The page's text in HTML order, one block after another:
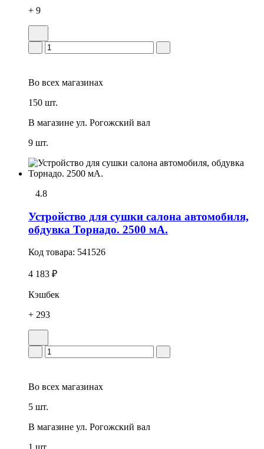
+ 9
Во всех магазинах
150 шт.
В магазине ул. Рогожский вал
9 шт.
4.8
Устройство для сушки салона автомобиля,
обдувка Торнадо. 2500 мА.
Код товара: 541526
4 183 ₽
Кэшбек
+ 293
Во всех магазинах
5 шт.
В магазине ул. Рогожский вал